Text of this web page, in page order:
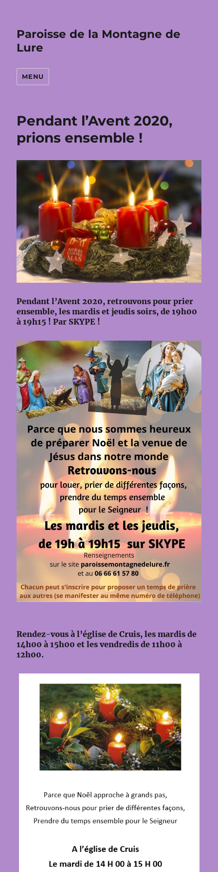
Paroisse de la Montagne de
Lure
MENU
Pendant l’Avent 2020,
prions ensemble !
Pendant l’Avent 2020, retrouvons pour prier
ensemble, les mardis et jeudis soirs, de 19h00
à 19h15 ! Par SKYPE !
Rendez-vous à l’église de Cruis, les mardis de
14h00 à 15h00 et les vendredis de 11h00 à
12h00.